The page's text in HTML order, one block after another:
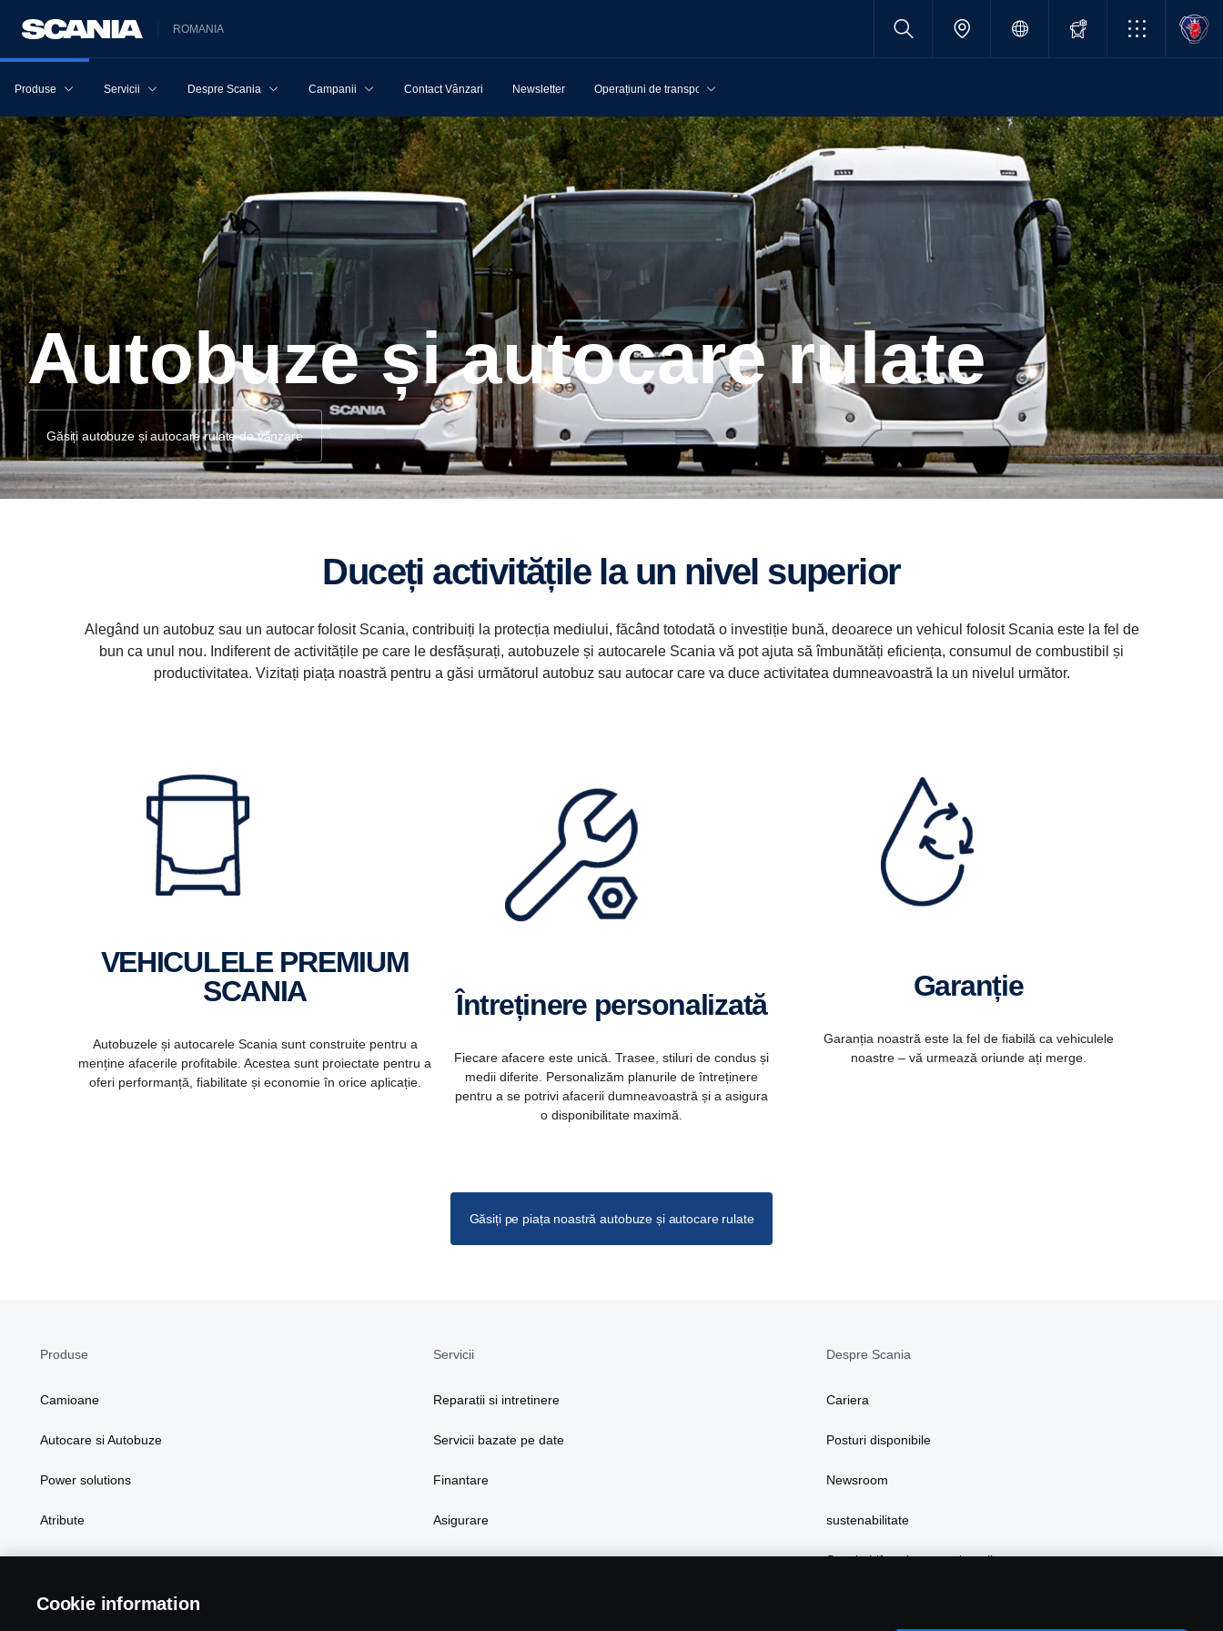
ROMANIA
Produse Servicii Despre Scania Campanii Contact Vânzari Newsletter Operațiuni de transport
Autobuze și autocare rulate
Găsiți autobuze și autocare rulate de vânzare
Duceți activitățile la un nivel superior
Alegând un autobuz sau un autocar folosit Scania, contribuiți la protecția mediului, făcând totodată o investiție bună, deoarece un vehicul folosit Scania este la fel de
bun ca unul nou. Indiferent de activitățile pe care le desfășurați, autobuzele și autocarele Scania vă pot ajuta să îmbunătăți eficiența, consumul de combustibil și
productivitatea. Vizitați piața noastră pentru a găsi următorul autobuz sau autocar care va duce activitatea dumneavoastră la un nivelul următor.
VEHICULELE PREMIUM
SCANIA
Autobuzele și autocarele Scania sunt construite pentru a
menține afacerile profitabile. Acestea sunt proiectate pentru a
oferi performanță, fiabilitate și economie în orice aplicație.
Întreținere personalizată
Fiecare afacere este unică. Trasee, stiluri de condus și
medii diferite. Personalizăm planurile de întreținere
pentru a se potrivi afacerii dumneavoastră și a asigura
o disponibilitate maximă.
Garanție
Garanția noastră este la fel de fiabilă ca vehiculele
noastre – vă urmează oriunde ați merge.
Găsiți pe piața noastră autobuze și autocare rulate
Produse
Camioane
Autocare si Autobuze
Power solutions
Atribute
Servicii
Reparatii si intretinere
Servicii bazate pe date
Finantare
Asigurare
Despre Scania
Cariera
Posturi disponibile
Newsroom
sustenabilitate
Scania Lifestyle magazin online
Cookie information